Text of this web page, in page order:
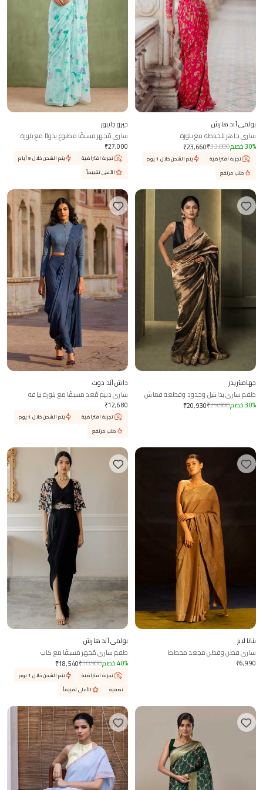
بولمي آند هارش
ساري جاهز للخياطة مع بلوزة
₹23,660₹33,800 30% خصم
تجربة افتراضية
يتم الشحن خلال 1 يوم
طلب مرتفع
جيرو جايبور
ساري مُجهز مسبقًا مطبوع يدويًا مع بلوزة
₹27,000
تجربة افتراضية
يتم الشحن خلال 9 أيام
الأعلى تقييماً
جهامبثريدز
طقم ساري بدانتيل وحدود وقطعة قماش
بلوزة غير مخيطة
₹20,930₹29,900 30% خصم
داش آند دوت
ساري دنيم مُعد مسبقًا مع بلوزة بياقة
شريطية₹12,680
تجربة افتراضية
يتم الشحن خلال 1 يوم
طلب مرتفع
بنانا لابز
ساري قطن وقطن مجعد مخطط
₹6,990
بولمي آند هارش
طقم ساري مُجهز مسبقًا مع كاب
₹18,540₹30,900 40% خصم
تجربة افتراضية
يتم الشحن خلال 1 يوم
تصفية
الأعلى تقييماً